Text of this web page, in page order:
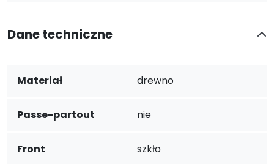
Dane techniczne
Materiał drewno
Passe-partout nie
Front szkło